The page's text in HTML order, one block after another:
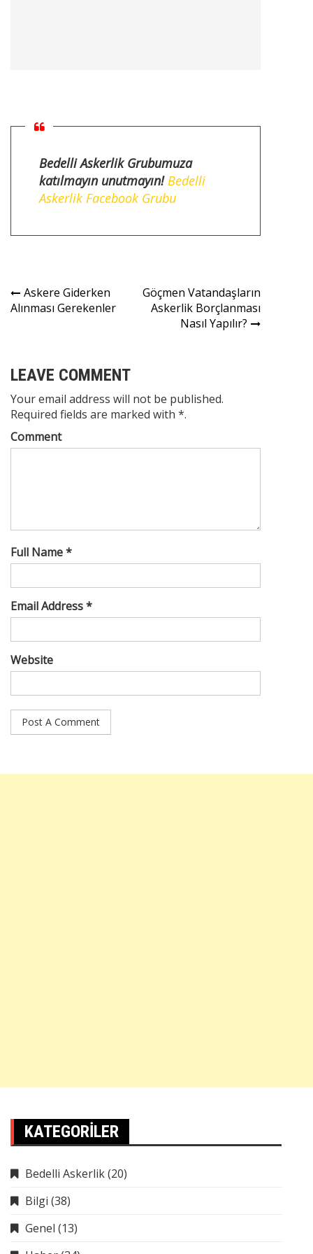
Bedelli Askerlik Grubumuza
katılmayın unutmayın! Bedelli
Askerlik Facebook Grubu
Yazı
gezinmesi
Askere Giderken
Alınması Gerekenler
Göçmen Vatandaşların
Askerlik Borçlanması
Nasıl Yapılır?
LEAVE COMMENT
Your email address will not be published.
Required fields are marked with *.
Comment
Full Name *
Email Address *
Website
KATEGORILER
Bedelli Askerlik(20)
Bilgi (38)
Genel (13)